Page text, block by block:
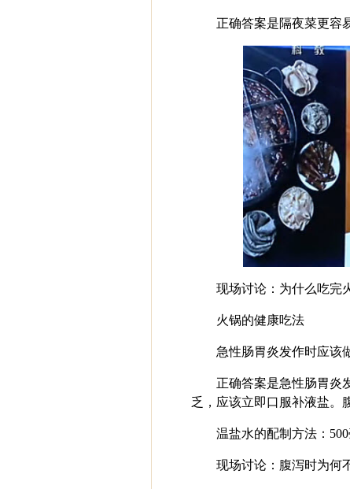
正确答案是隔夜菜更容
现场讨论：为什么吃完
火锅的健康吃法
急性肠胃炎发作时应该
正确答案是急性肠胃炎
乏，应该立即口服补液盐。
温盐水的配制方法：
现场讨论：腹泻时为何